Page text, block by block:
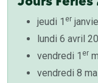
jeudi 1 er
lundi 6 avril
vendredi 1 er
vendredi 8